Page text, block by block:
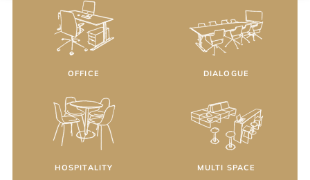
OFFICE DIALOGUE
HOSPITALITY MULTI SPACE